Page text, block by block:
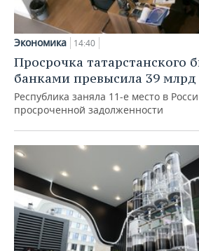
Экономика 14:40
Просрочка татарстанского
банками превысила 39 млрд
Республика заняла 11-е место в
просроченной задолженности